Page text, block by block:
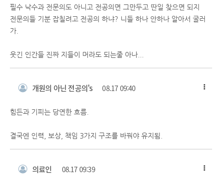
필수 낙수과 전문의도 아니고 전공의면 그만두고 딴일 찾으면 되지
전문의들 기분 잡칠려고 전공의 하냐? 니들 하나 안하나 알아서 굴러
가.
웃긴 인간들 진짜 지들이 머라도 되는줄 아나...
개원의 아닌 전공의's 08.17 09:40
힘든과 기피는 당연한 흐름.
결국엔 인력, 보상, 책임 3가지 구조를 바꿔야 유지됨.
의료인 08.17 09:39